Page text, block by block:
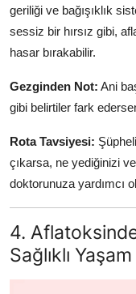
geriliği ve bağışıklık
sessiz bir hırsız gibi,
hasar bırakabilir.
Gezginden Not: Ani
gibi belirtiler fark
Rota Tavsiyesi:
çıkarsa, ne yediğinizi
doktorunuza yardımcı
4.
Sağlıklı